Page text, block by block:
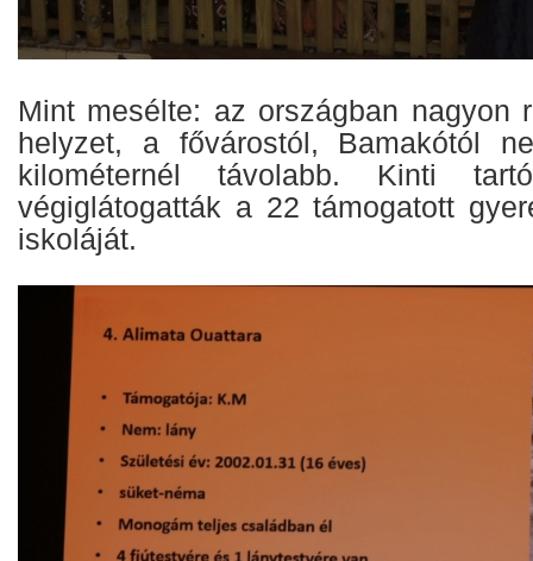
Mint mesélte: az országban nagyon
helyzet, a fővárostól, Bamakótól
kilométernél távolabb. Kinti
végiglátogatták a 22 támogatott
iskoláját.